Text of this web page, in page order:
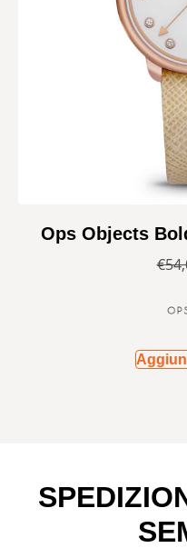
Ops Objects
€